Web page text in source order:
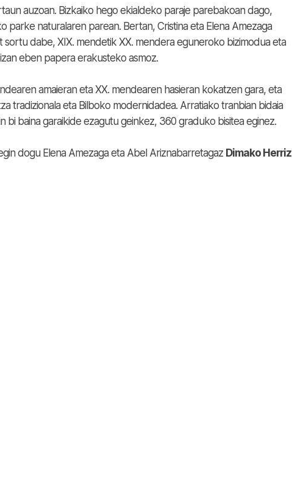
auzoan. Bizkaiko hego ekialdeko paraje parebakoan dago,
parke naturalaren parean. Bertan, Cristina eta Elena Amezaga
dabe, XIX. mendetik XX. mendera eguneroko bizimodua eta
eben papera erakusteko asmoz.
amaieran eta XX. mendearen hasieran kokatzen gara, eta
tradizionala eta Bilboko modernidadea. Arratiako tranbian bidaia
baina garaikide ezagutu geinkez, 360 graduko bisitea eginez.
dogu Elena Amezaga eta Abel Ariznabarretagaz Dimako Herriz